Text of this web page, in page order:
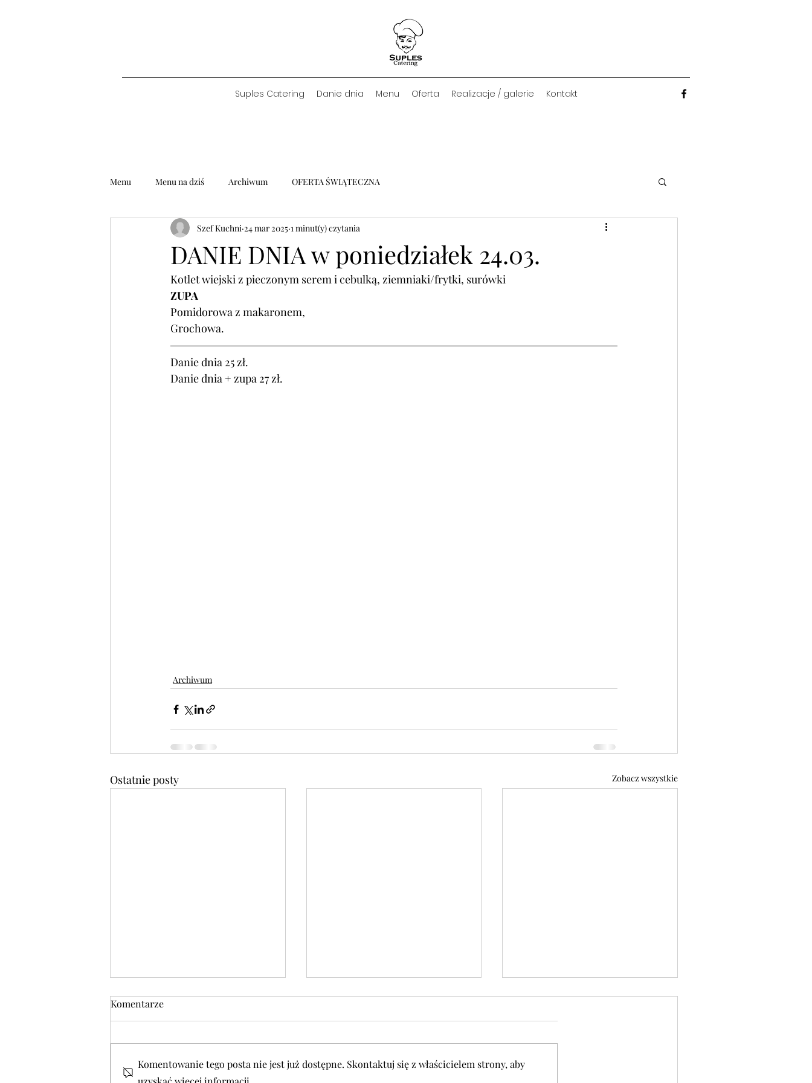
Suples Catering Danie dnia Menu Oferta Realizacje / galerie Kontakt
Menu Menu na dziś Archiwum OFERTA ŚWIĄTECZNA
DANIE DNIA w poniedziałek 24.03.
Szef Kuchni 24 mar 2025 1 minut(y) czytania
Kotlet wiejski z pieczonym serem i cebulką, ziemniaki/frytki, surówki
ZUPA
Pomidorowa z makaronem,
Grochowa.
Danie dnia 25 zł.
Danie dnia + zupa 27 zł.
Archiwum
Ostatnie posty Zobacz wszystkie
Komentarze
Komentowanie tego posta nie jest już dostępne. Skontaktuj się z właścicielem strony, aby